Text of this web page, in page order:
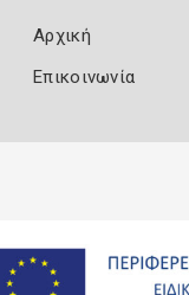
Αρχική
Επικοινωνία